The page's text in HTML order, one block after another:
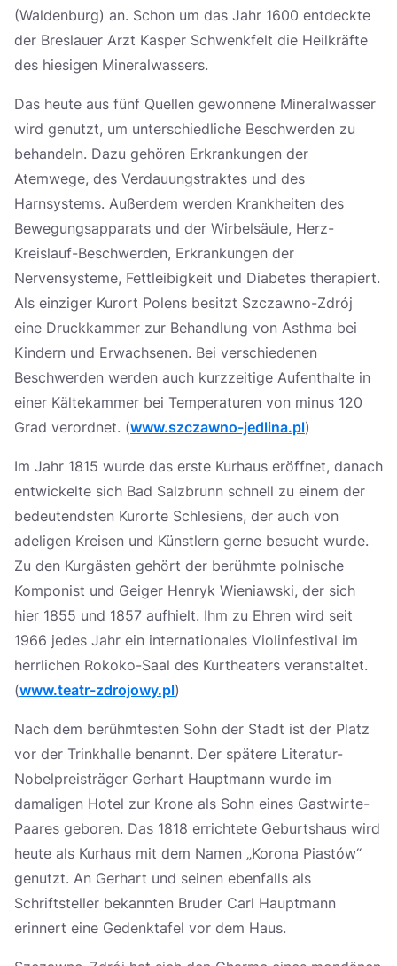
(Waldenburg) an. Schon um das Jahr 1600 entdeckte
der Breslauer Arzt Kasper Schwenkfelt die Heilkräfte
des hiesigen Mineralwassers.
Das heute aus fünf Quellen gewonnene Mineralwasser
wird genutzt, um unterschiedliche Beschwerden zu
behandeln. Dazu gehören Erkrankungen der
Atemwege, des Verdauungstraktes und des
Harnsystems. Außerdem werden Krankheiten des
Bewegungsapparats und der Wirbelsäule, Herz-
Kreislauf-Beschwerden, Erkrankungen der
Nervensysteme, Fettleibigkeit und Diabetes therapiert.
Als einziger Kurort Polens besitzt Szczawno-Zdrój
eine Druckkammer zur Behandlung von Asthma bei
Kindern und Erwachsenen. Bei verschiedenen
Beschwerden werden auch kurzzeitige Aufenthalte in
einer Kältekammer bei Temperaturen von minus 120
Grad verordnet. (www.szczawno-jedlina.pl)
Im Jahr 1815 wurde das erste Kurhaus eröffnet, danach
entwickelte sich Bad Salzbrunn schnell zu einem der
bedeutendsten Kurorte Schlesiens, der auch von
adeligen Kreisen und Künstlern gerne besucht wurde.
Zu den Kurgästen gehört der berühmte polnische
Komponist und Geiger Henryk Wieniawski, der sich
hier 1855 und 1857 aufhielt. Ihm zu Ehren wird seit
1966 jedes Jahr ein internationales Violinfestival im
herrlichen Rokoko-Saal des Kurtheaters veranstaltet.
(www.teatr-zdrojowy.pl)
Nach dem berühmtesten Sohn der Stadt ist der Platz
vor der Trinkhalle benannt. Der spätere Literatur-
Nobelpreisträger Gerhart Hauptmann wurde im
damaligen Hotel zur Krone als Sohn eines Gastwirte-
Paares geboren. Das 1818 errichtete Geburtshaus wird
heute als Kurhaus mit dem Namen „Korona Piastów“
genutzt. An Gerhart und seinen ebenfalls als
Schriftsteller bekannten Bruder Carl Hauptmann
erinnert eine Gedenktafel vor dem Haus.